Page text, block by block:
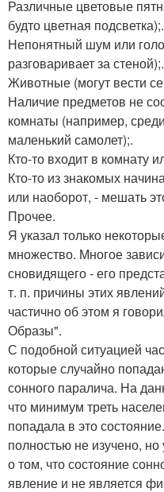
Различные цветовые
будто цветная подсветка);.
Непонятный шум или
разговаривает за стеной);.
Животные (могут вести
Наличие предметов не
комнаты (например,
маленький самолет);.
Кто-то входит в комнату
Кто-то из знакомых
или наоборот, - мешать
Прочее.
Я указал только
множество. Многое
сновидящего - его
т. п. причины этих
частично об этом я
Образы".
С подобной ситуацией
которые случайно
сонного паралича. На
что минимум треть
попадала в это
полностью не изучено,
о том, что состояние
явление и не является